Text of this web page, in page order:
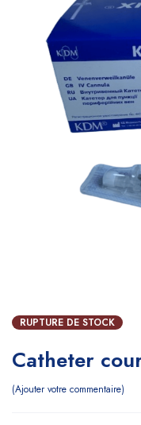
RUPTURE DE STOCK
Catheter
Ajouter votre commentaire